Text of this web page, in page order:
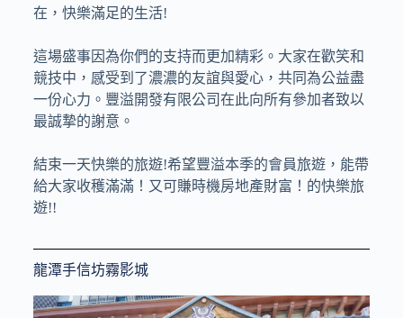
在，快樂滿足的生活!
這場盛事因為你們的支持而更加精彩。大家在歡笑和
競技中，感受到了濃濃的友誼與愛心，共同為公益盡
一份心力。豐溢開發有限公司在此向所有參加者致以
最誠摯的謝意。
結束一天快樂的旅遊!希望豐溢本季的會員旅遊，能帶
給大家收穫滿滿！又可賺時機房地產財富！的快樂旅
遊!!
龍潭手信坊霧影城